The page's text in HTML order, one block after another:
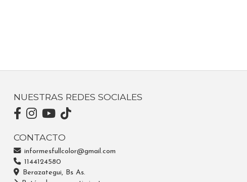
NUESTRAS REDES SOCIALES
CONTACTO
informesfullcolor@gmail.com
1144124580
Berazategui, Bs As.